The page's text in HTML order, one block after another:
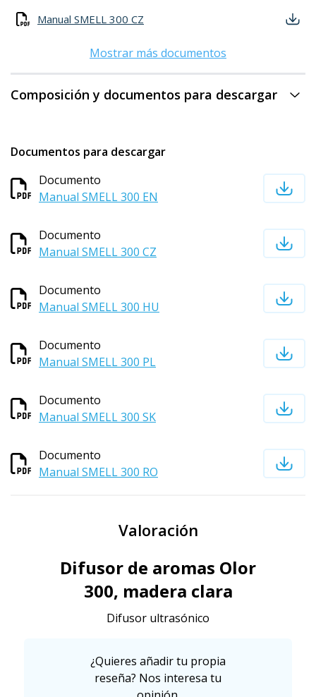
Manual SMELL 300 CZ
Mostrar más documentos
Composición y documentos para descargar
Documentos para descargar
Documento
Manual SMELL 300 EN
Documento
Manual SMELL 300 CZ
Documento
Manual SMELL 300 HU
Documento
Manual SMELL 300 PL
Documento
Manual SMELL 300 SK
Documento
Manual SMELL 300 RO
Valoración
Difusor de aromas Olor
300, madera clara
Difusor ultrasónico
¿Quieres añadir tu propia
reseña? Nos interesa tu